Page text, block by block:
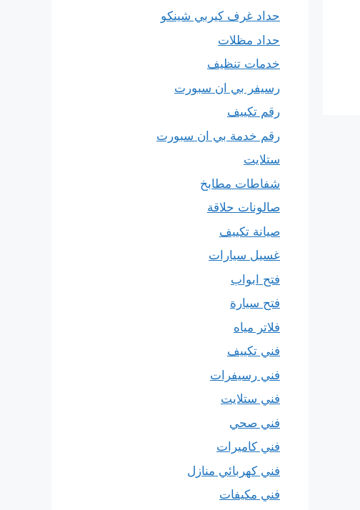
حداد غرف كيربي شينكو
حداد مظلات
خدمات تنظيف
رسيفر بي ان سبورت
رقم تكييف
رقم خدمة بي ان سبورت
ستلايت
شفاطات مطابخ
صالونات حلاقة
صيانة تكييف
غسيل سيارات
فتح ابواب
فتح سيارة
فلاتر مياه
فني تكييف
فني رسيفرات
فني ستلايت
فني صحي
فني كاميرات
فني كهربائي منازل
فني مكيفات